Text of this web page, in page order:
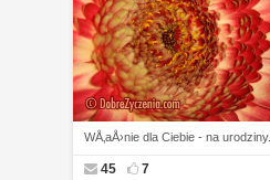
WÅ‚aÅ›nie dla Ciebie - na urodziny.
45 7